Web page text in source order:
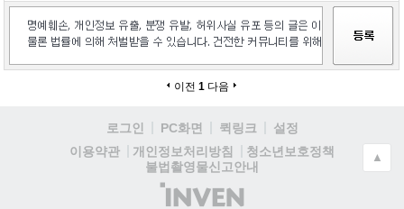
이전 1 다음
로그인 PC화면 퀵링크
설정
이용약관
개인정보처리방침
청소년보호정책
불법촬영물신고안내
(주)
▲